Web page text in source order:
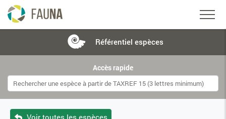
Référentiel espèces
Accès rapide
Voir toutes les espèces